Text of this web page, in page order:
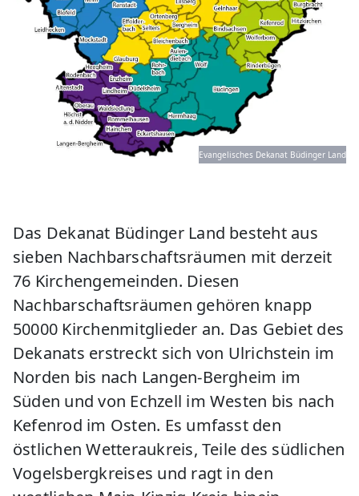
Evangelisches Dekanat Büdinger Land
Das Dekanat Büdinger Land besteht aus
sieben Nachbarschaftsräumen mit derzeit
76 Kirchengemeinden. Diesen
Nachbarschaftsräumen gehören knapp
50000 Kirchenmitglieder an. Das Gebiet des
Dekanats erstreckt sich von Ulrichstein im
Norden bis nach Langen-Bergheim im
Süden und von Echzell im Westen bis nach
Kefenrod im Osten. Es umfasst den
östlichen Wetteraukreis, Teile des südlichen
Vogelsbergkreises und ragt in den